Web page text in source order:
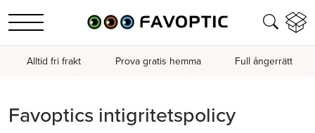
Alltid fri frakt Prova gratis hemma Full ångerrätt
Favoptics intigritetspolicy